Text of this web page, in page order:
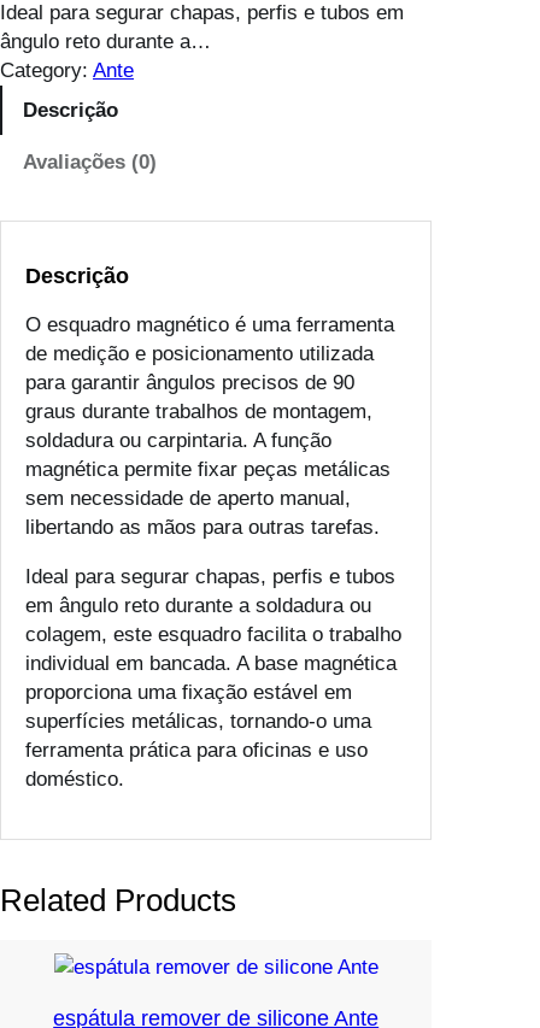
Ideal para segurar chapas, perfis e tubos em
ângulo reto durante a…
Category: Ante
Descrição
Avaliações (0)
Descrição
O esquadro magnético é uma ferramenta
de medição e posicionamento utilizada
para garantir ângulos precisos de 90
graus durante trabalhos de montagem,
soldadura ou carpintaria. A função
magnética permite fixar peças metálicas
sem necessidade de aperto manual,
libertando as mãos para outras tarefas.
Ideal para segurar chapas, perfis e tubos
em ângulo reto durante a soldadura ou
colagem, este esquadro facilita o trabalho
individual em bancada. A base magnética
proporciona uma fixação estável em
superfícies metálicas, tornando-o uma
ferramenta prática para oficinas e uso
doméstico.
Related Products
espátula remover de silicone Ante